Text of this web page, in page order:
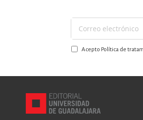
Suscríbase
a
nuestroAcepto Política de